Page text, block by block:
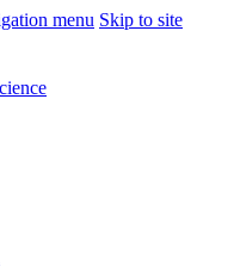
menu Skip to site